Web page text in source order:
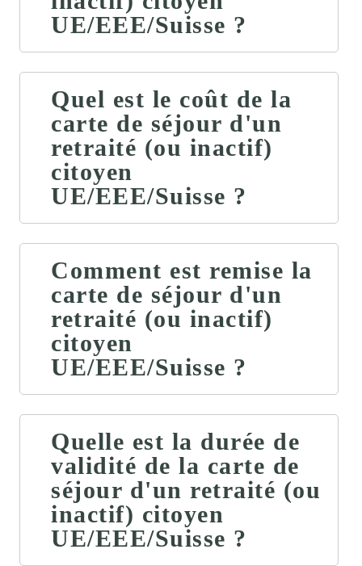
UE/EEE/Suisse ?
Quel est le coût de la
carte de séjour d'un
retraité (ou inactif)
citoyen
UE/EEE/Suisse ?
Comment est remise la
carte de séjour d'un
retraité (ou inactif)
citoyen
UE/EEE/Suisse ?
Quelle est la durée de
validité de la carte de
séjour d'un retraité (ou
inactif) citoyen
UE/EEE/Suisse ?